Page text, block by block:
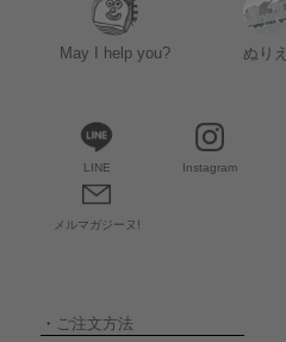
May I help you? ぬりえ
LINE Instagram
メルマガジーヌ!
・ ご注文方法